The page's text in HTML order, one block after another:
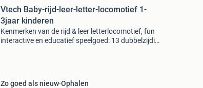
Vtech Baby-rijd-leer-letter-locomotief 1-
3jaar kinderen
Kenmerken van de rijd & leer letterlocomotief, fun
interactive en educatief speelgoed: 13 dubbelzijdige
Zo goed als nieuw Ophalen